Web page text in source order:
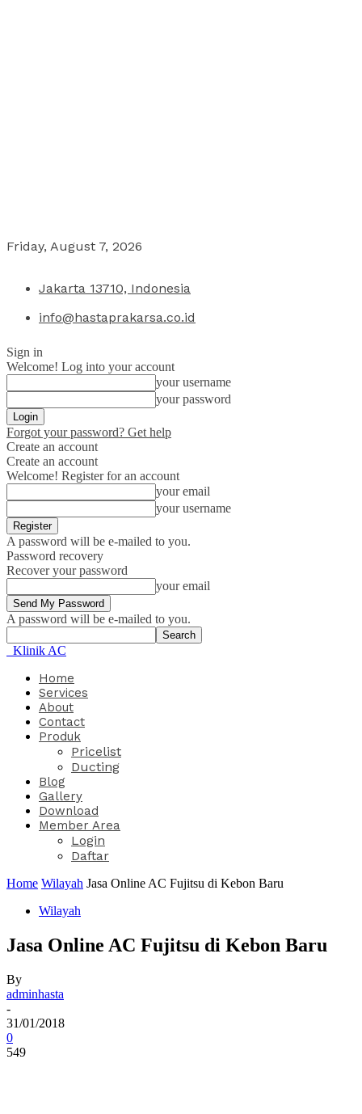
Friday, August 7, 2026
Jakarta 13710, Indonesia
info@hastaprakarsa.co.id
Sign in
Welcome! Log into your account
your username
your password
Forgot your password? Get help
Create an account
Create an account
Welcome! Register for an account
your email
your username
A password will be e-mailed to you.
Password recovery
Recover your password
your email
A password will be e-mailed to you.
Klinik AC
Home
Services
About
Contact
Produk
Pricelist
Ducting
Blog
Gallery
Download
Member Area
Login
Daftar
Home Wilayah Jasa Online AC Fujitsu di Kebon Baru
Wilayah
Jasa Online AC Fujitsu di Kebon Baru
By
adminhasta
-
31/01/2018
0
549